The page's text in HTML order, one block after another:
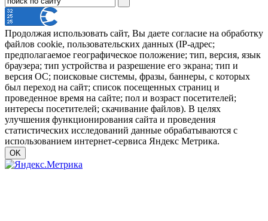
Продолжая использовать сайт, Вы даете согласие на обработку
файлов cookie, пользовательских данных (IP-адрес;
предполагаемое географическое положение; тип, версия, язык
браузера; тип устройства и разрешение его экрана; тип и
версия ОС; поисковые системы, фразы, баннеры, с которых
был переход на сайт; список посещенных страниц и
проведенное время на сайте; пол и возраст посетителей;
интересы посетителей; скачивание файлов). В целях
улучшения функционирования сайта и проведения
статистических исследований данные обрабатываются с
использованием интернет-сервиса Яндекс Метрика.
OK